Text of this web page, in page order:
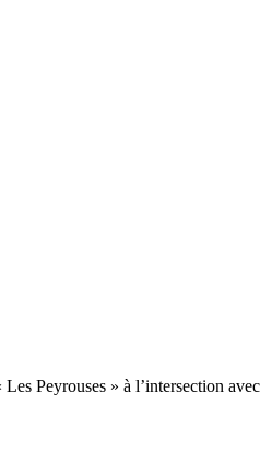
Peyrouses » à l’intersection avec